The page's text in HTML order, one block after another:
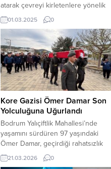
atarak çevreyi kirletenlere yönelik
denetimlerini sürdürüyor. Yapılan
çalışmalar kapsamda, 2025 yılının
ilk iki ayında 336 kişi ile firmaya
992 bin 208 lira cezai işlem
uygulandı. Bodrum Belediyesi
Zabıta ekipleri, ilçe genelinde
cadde ve sokaklarda sigara izmariti
atarak çevreyi kirleten kişilere
yönelik denetimler
gerçekleştiriyor....
01.03.2025 0
Kore Gazisi Ömer Damar Son
Yolculuğuna Uğurlandı
Bodrum Yalıçiftlik Mahallesi’nde
yaşamını sürdüren 97 yaşındaki
Ömer Damar, geçirdiği rahatsızlık
sonucu hayatını kaybetti. 4 çocuk
babası Ömer Damar için Yalıçiftlik
21.03.2026 0